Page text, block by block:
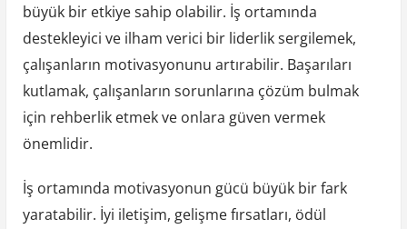
büyük bir etkiye sahip olabilir. İş ortamında
destekleyici ve ilham verici bir liderlik sergilemek,
çalışanların motivasyonunu artırabilir. Başarıları
kutlamak, çalışanların sorunlarına çözüm bulmak
için rehberlik etmek ve onlara güven vermek
önemlidir.
İş ortamında motivasyonun gücü büyük bir fark
yaratabilir. İyi iletişim, gelişme fırsatları, ödül